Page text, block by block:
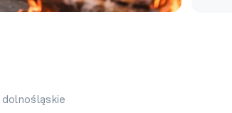
dolnośląskie